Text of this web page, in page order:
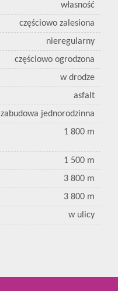
własność
częściowo zalesiona
nieregularny
częściowo ogrodzona
w drodze
asfalt
zabudowa jednorodzinna
1 800 m
1 500 m
3 800 m
3 800 m
w ulicy